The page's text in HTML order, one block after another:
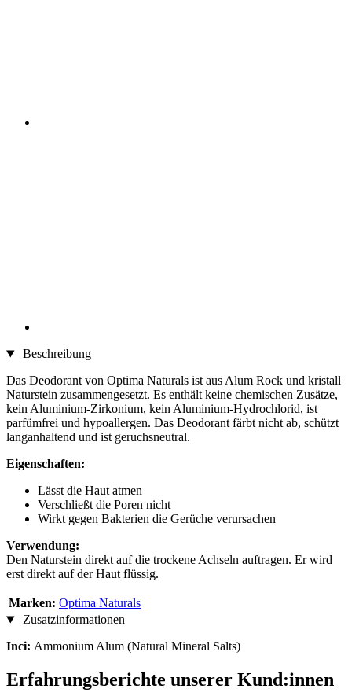
Beschreibung
Das Deodorant von Optima Naturals ist aus Alum Rock und kristall
Naturstein zusammengesetzt. Es enthält keine chemischen Zusätze,
kein Aluminium-Zirkonium, kein Aluminium-Hydrochlorid, ist
parfümfrei und hypoallergen. Das Deodorant färbt nicht ab, schützt
langanhaltend und ist geruchsneutral.
Eigenschaften:
Lässt die Haut atmen
Verschließt die Poren nicht
Wirkt gegen Bakterien die Gerüche verursachen
Verwendung:
Den Naturstein direkt auf die trockene Achseln auftragen. Er wird
erst direkt auf der Haut flüssig.
Marken: Optima Naturals
Zusatzinformationen
Inci: Ammonium Alum (Natural Mineral Salts)
Erfahrungsberichte unserer Kund:innen